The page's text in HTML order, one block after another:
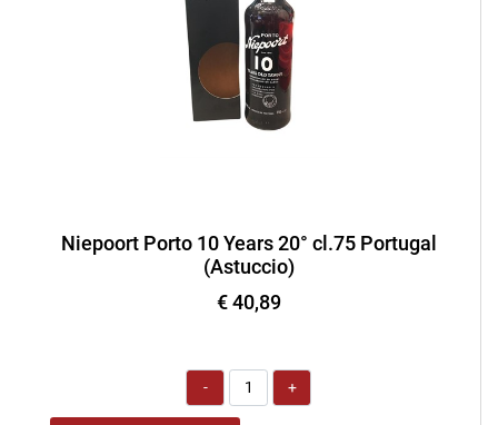
Niepoort Porto 10 Years 20° cl.75 Portugal
(Astuccio)
€ 40,89
Quantità